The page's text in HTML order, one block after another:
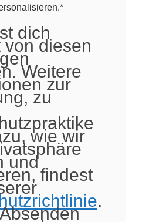
*
dich
von diesen
Weitere
zur
zu
wie wir
und
findest
.